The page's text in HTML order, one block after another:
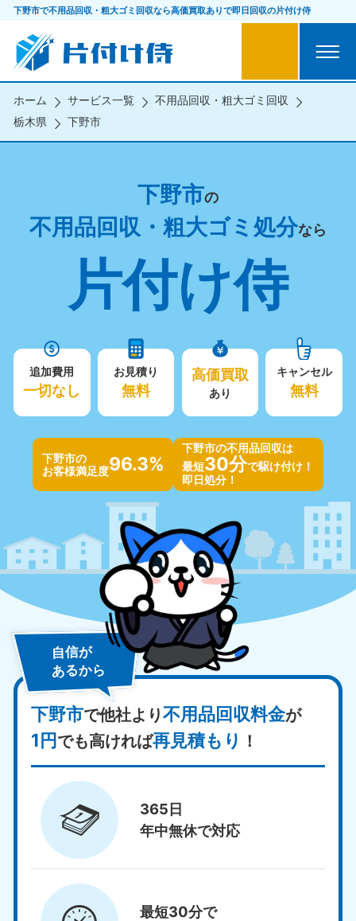
下野市で不用品回収・粗大ゴミ回収なら高価買取ありで即日回収の片付け侍
ホーム サービス一覧
不用品回収・粗大ゴミ回収
栃木県
下野市
下野市の
不用品回収・粗大ゴミ処分なら
片付け侍
追加費用
一切なし
お見積り
無料
高価買取
あり
キャンセル
無料
下野市の
お客様満足度96.3%
下野市の不用品回収は
最短30分で駆け付け！
即日処分！
自信が
あるから
下野市で他社より不用品回収料金が
1円でも高ければ再見積もり ！
365日
年中無休で対応
最短30分で